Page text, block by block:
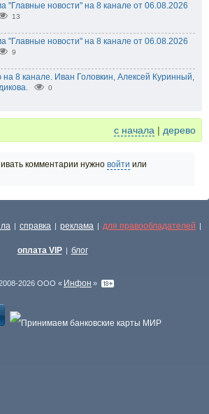
"Главные новости" на 8 канале от 06.08.2026
13
"Главные новости" на 8 канале от 06.08.2026
9
на 8 канале. Иван Головкин, Алексей Куринный,
0
с начала | дерево
комментарии нужно войти или
| справка | реклама | для правообладателей |
оплата VIP | блог
2026 ООО « Инфон »